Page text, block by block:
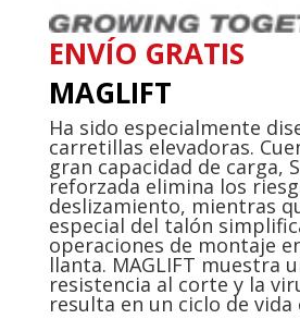
ENVÍO GRATIS
MAGLIFT
Ha sido especialmente
carretillas elevadoras.
gran capacidad de carga,
reforzada elimina los
deslizamiento, mientras
especial del talón
operaciones de montaje
llanta. MAGLIFT muestra
resistencia al corte y la
resulta en un ciclo de vida